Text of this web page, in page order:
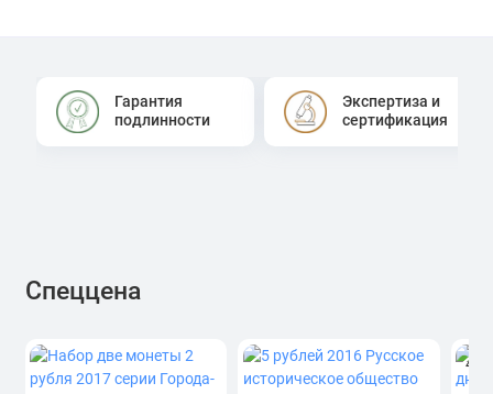
Гарантия
подлинности
Экспертиза и
сертификация
Спеццена
4.0